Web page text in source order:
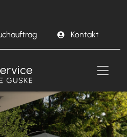
Kontakt